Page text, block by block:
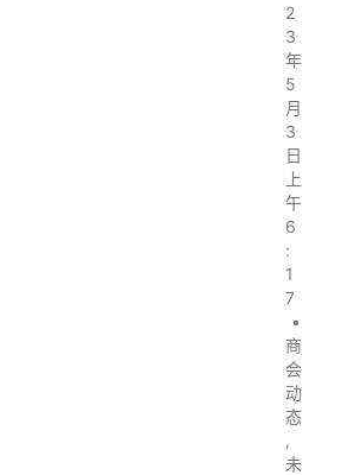
2
3
年
5
月
3
日
上
午
6
:
1
7
•
商
会
动
态
,
未